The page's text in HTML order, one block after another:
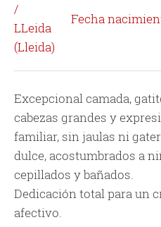
/
LLeida
(Lleida)
Fecha
Excepcional camada,
cabezas grandes y
familiar, sin jaulas ni
dulce, acostumbrados a
cepillados y bañados.
Dedicación total para un
afectivo.